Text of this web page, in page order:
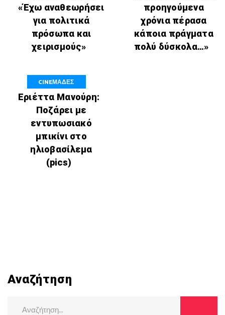
«Έχω αναθεωρήσει
για πολιτικά
πρόσωπα και
χειρισμούς»
προηγούμενα
χρόνια πέρασα
κάποια πράγματα
πολύ δύσκολα…»
CINEΜΑΔΕΣ
Εριέττα Μανούρη:
Ποζάρει με
εντυπωσιακό
μπικίνι στο
ηλιοβασίλεμα
(pics)
Αναζήτηση